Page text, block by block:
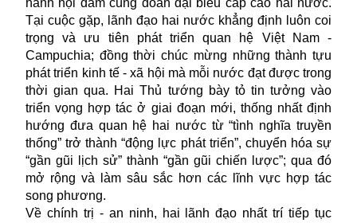
hành hội đàm cùng đoàn đại biểu cấp cao hai nước.
Tại cuộc gặp, lãnh đạo hai nước khẳng định luôn coi
trọng và ưu tiên phát triển quan hệ Việt Nam -
Campuchia; đồng thời chúc mừng những thành tựu
phát triển kinh tế - xã hội mà mỗi nước đạt được trong
thời gian qua. Hai Thủ tướng bày tỏ tin tưởng vào
triển vọng hợp tác ở giai đoạn mới, thống nhất định
hướng đưa quan hệ hai nước từ “tình nghĩa truyền
thống” trở thành “động lực phát triển”, chuyển hóa sự
“gần gũi lịch sử” thành “gần gũi chiến lược”; qua đó
mở rộng và làm sâu sắc hơn các lĩnh vực hợp tác
song phương.
Về chính trị - an ninh, hai lãnh đạo nhất trí tiếp tục